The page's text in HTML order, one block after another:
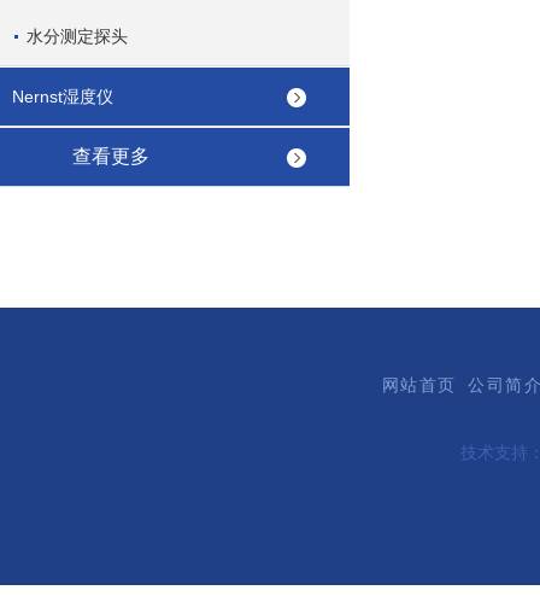
水分测定探头
Nernst湿度仪
查看更多
网站首页 公司简
技术支持